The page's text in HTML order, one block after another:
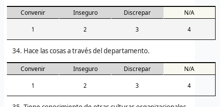
Convenir Inseguro Discrepar N/A
1 2 3 4
Hace las cosas a través del departamento.
Convenir Inseguro Discrepar N/A
1 2 3 4